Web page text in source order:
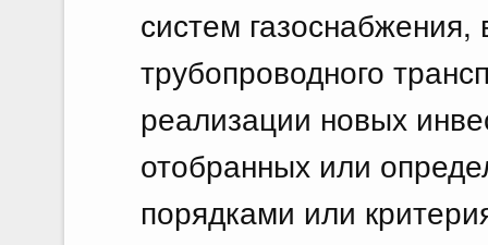
систем
трубопроводного
реализации новых
отобранных или
порядками или